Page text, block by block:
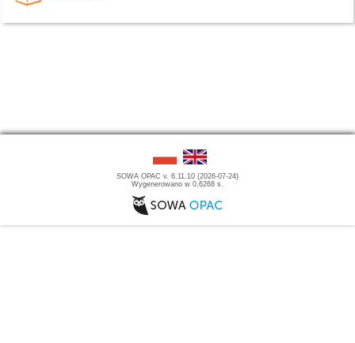
SOWA OPAC v. 6.11.10 (2026-07-24)
Wygenerowano w 0,6268 s.